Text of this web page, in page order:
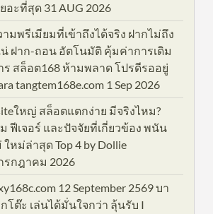
อะที่สุด 31 AUG 2026
ามพรีเมียมที่เข้าถึงได้จริง ฝากไม่ถึง
ฝาก-ถอน อัตโนมัติ คุ้มค่าการเดิม
สล็อต168 ห้ามพลาด โปรดีรออยู่
tangtem168e.com 1 Sep 2026
ใหญ่ สล็อตแตกง่าย มีจริงไหม?
ฟีเจอร์ และปัจจัยที่เกี่ยวข้อง พนัน
หม่ล่าสุด Top 4 by Dollie
รกฎาคม 2026
12 September 2569 บา
โต๊ะ เล่นได้มั่นใจกว่า ลุ้นรับ I